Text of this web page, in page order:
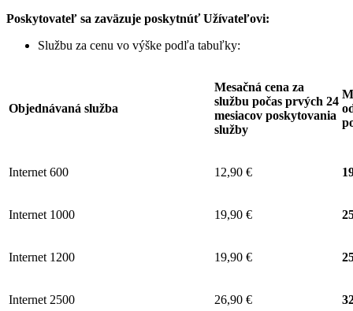
Poskytovateľ sa zaväzuje poskytnúť Užívateľovi:
Službu za cenu vo výške podľa tabuľky:
Objednávaná služba
Mesačná cena za
službu počas prvých 24
mesiacov poskytovania
služby
Internet 600 12,90 €
Internet 1000 19,90 €
Internet 1200 19,90 €
Internet 2500 26,90 €